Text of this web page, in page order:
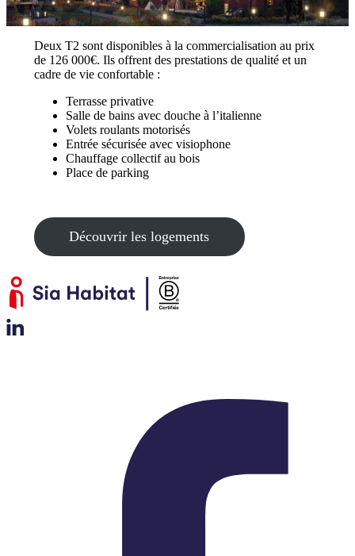
Deux T2 sont disponibles à la commercialisation au prix
de 126 000€. Ils offrent des prestations de qualité et un
cadre de vie confortable :
Terrasse privative
Salle de bains avec douche à l’italienne
Volets roulants motorisés
Entrée sécurisée avec visiophone
Chauffage collectif au bois
Place de parking
Découvrir les logements